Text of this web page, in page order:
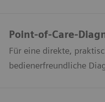
Point-of-Care-
Für eine direkte,
bedienerfreundliche